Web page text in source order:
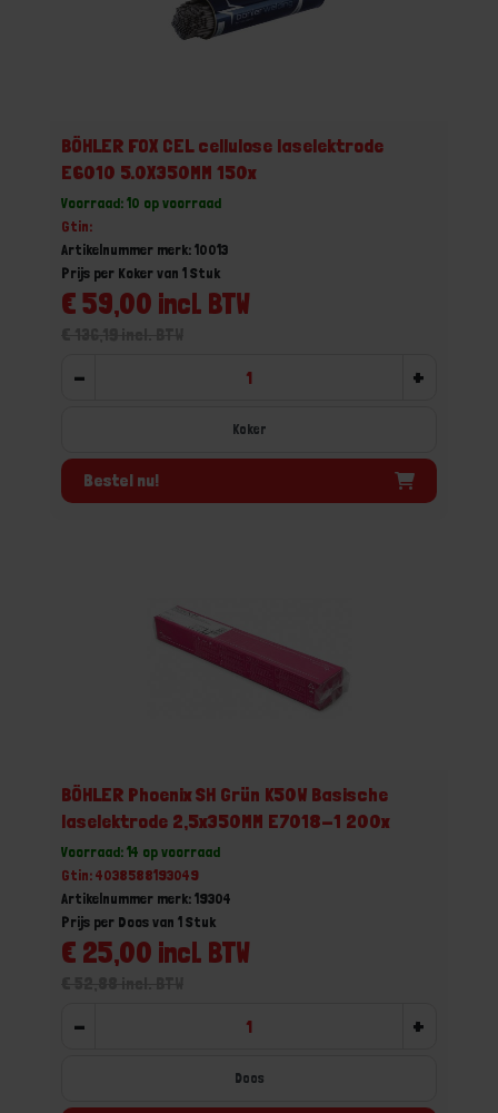
BÖHLER FOX CEL cellulose laselektrode
E6010 5.0X350MM 150x
Voorraad: 10 op voorraad
Gtin:
Artikelnummer merk: 10013
€ 59,00 incl. BTW
Prijs per Koker van 1 Stuk
- +
Koker
Bestel nu!
BÖHLER Phoenix SH Grün K50W Basische
laselektrode 2,5x350MM E7018-1 200x
Voorraad: 14 op voorraad
Gtin: 4038588193049
Artikelnummer merk: 19304
€ 25,00 incl. BTW
Prijs per Doos van 1 Stuk
- +
Doos